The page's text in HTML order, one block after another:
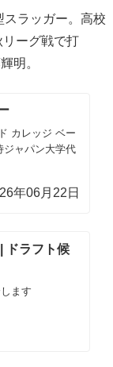
ラッガー。高校
ーグ戦で打
明。
カレッジ ベー
ジャパン大学代
年06月22日
ドラフト候
ます